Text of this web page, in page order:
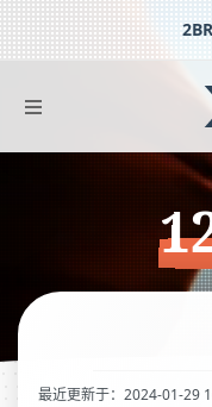
下
最近更新于：2024-01-29